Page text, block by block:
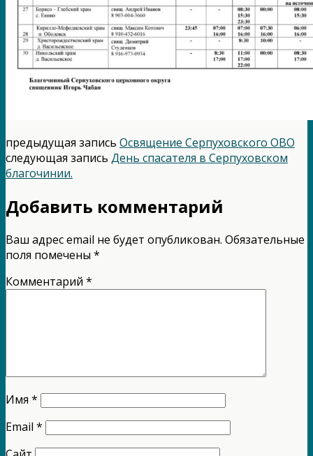
предыдущая запись Освящение Серпуховского ОВО
следующая запись День спасателя в Серпуховском
благочинии.
Добавить комментарий
Ваш адрес email не будет опубликован. Обязательные
поля помечены *
Комментарий *
Имя *
Email *